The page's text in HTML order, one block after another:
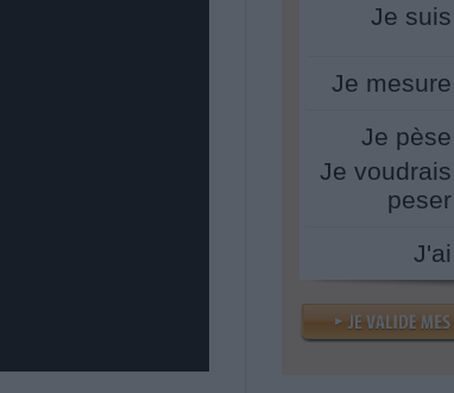
Je suis
Je mesure
Je pèse
Je voudrais
peser
J'ai